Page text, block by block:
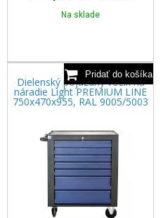
Na sklade
Dielenský pojazdný vozík na
náradie Light PREMIUM LINE
750x470x955, RAL 9005/5003